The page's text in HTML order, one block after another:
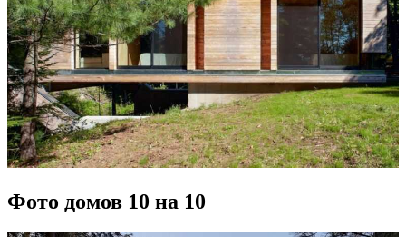
Фото домов 10 на 10